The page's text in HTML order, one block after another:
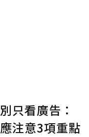
只看廣告：
注意3項重點